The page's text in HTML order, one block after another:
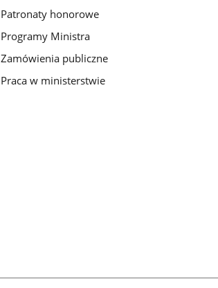
Patronaty honorowe
Programy Ministra
Zamówienia publiczne
Praca w ministerstwie